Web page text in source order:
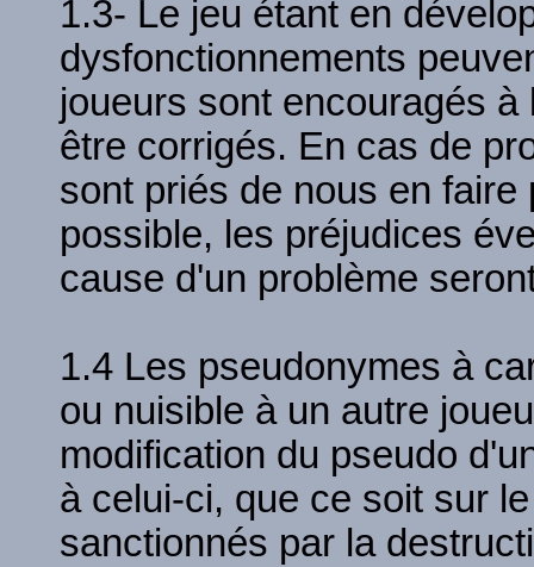
1.3- Le jeu étant en
dysfonctionnements
joueurs sont encouragés
être corrigés. En cas de
sont priés de nous en
possible, les préjudices
cause d'un problème
1.4 Les pseudonymes à
ou nuisible à un autre
modification du pseudo
à celui-ci, que ce soit sur
sanctionnés par la